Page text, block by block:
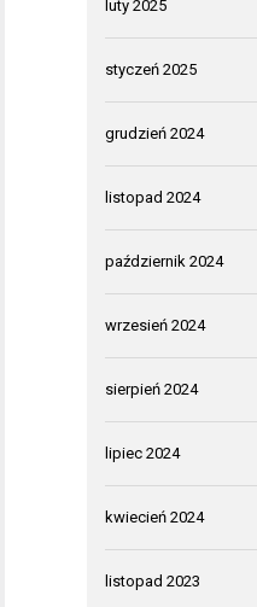
luty 2025
styczeń 2025
grudzień 2024
listopad 2024
październik 2024
wrzesień 2024
sierpień 2024
lipiec 2024
kwiecień 2024
listopad 2023